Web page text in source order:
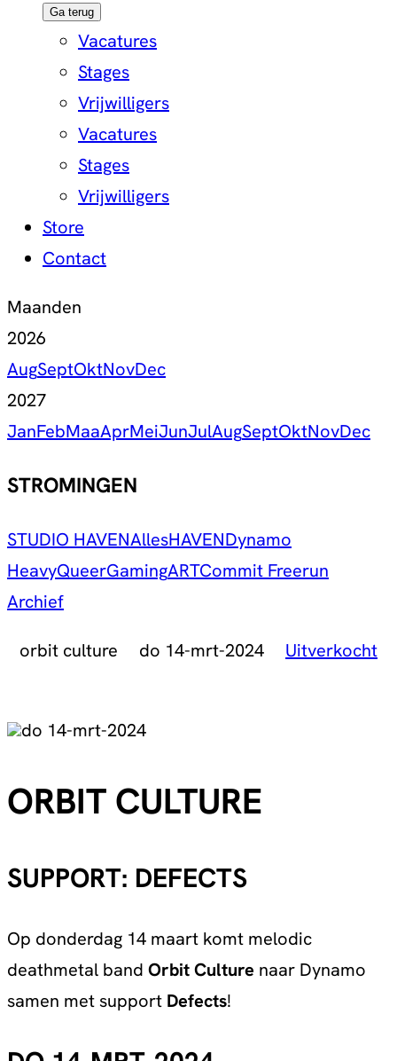
Ga terug
Vacatures
Stages
Vrijwilligers
Vacatures
Stages
Vrijwilligers
Store
Contact
Maanden
2026
AugSeptOktNovDec
2027
JanFebMaaAprMeiJunJulAugSeptOktNovDec
STROMINGEN
STUDIO HAVENAllesHAVENDynamo
HeavyQueerGamingARTCommit Freerun
Archief
orbit culture do 14-mrt-2024 Uitverkocht
do 14-mrt-2024
ORBIT CULTURE
SUPPORT: DEFECTS
Op donderdag 14 maart komt melodic
deathmetal band Orbit Culture naar Dynamo
samen met support Defects!